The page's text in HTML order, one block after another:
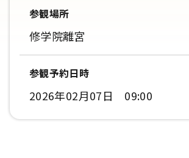
参観場所
修学院離宮
参観予約日時
2026年02月07日 09:00